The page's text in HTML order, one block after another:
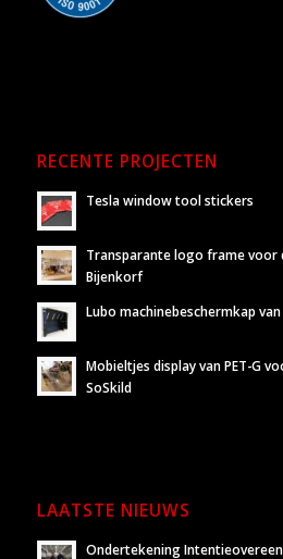
RECENTE PROJECTEN
Tesla window tool stickers
Transparante logo frame voor
Bijenkorf
Lubo machinebeschermkap van
Mobieltjes display van PET-G
SoSkild
LAATSTE NIEUWS
Ondertekening